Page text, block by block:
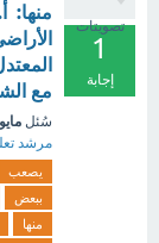
تصويتات
1
إجابة
منها:
مع
سُئل مايو 22
مرشد
يصعب
ببعض
منها